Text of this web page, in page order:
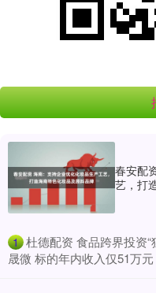
春安配
艺，打
1 杜德配资 食品跨界投资
晟微 标的年内收入仅51万元